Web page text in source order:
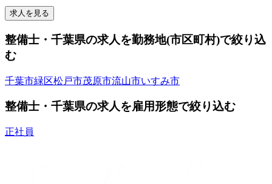
求人を見る
整備士・千葉県の求人を勤務地(市区町村)で絞り込
む
千葉市緑区松戸市茂原市流山市いすみ市
整備士・千葉県の求人を雇用形態で絞り込む
正社員